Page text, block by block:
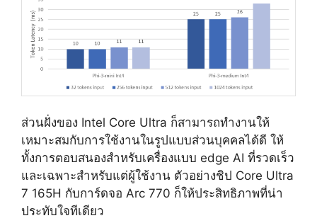
ส่วนฝั่งของ Intel Core Ultra ก็สามารถทำงานให้
เหมาะสมกับการใช้งานในรูปแบบส่วนบุคคลได้ดี ให้
ทั้งการตอบสนองสำหรับเครื่องแบบ edge AI ที่รวดเร็ว
และเฉพาะสำหรับแต่ผู้ใช้งาน ตัวอย่างชิป Core Ultra
7 165H กับการ์ดจอ Arc 770 ก็ให้ประสิทธิภาพที่น่า
ประทับใจทีเดียว